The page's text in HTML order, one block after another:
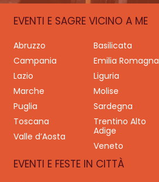
EVENTI E SAGRE VICINO A ME
Abruzzo Basilicata
Campania
Emilia Romagna
Lazio
Liguria
Marche
Molise
Puglia
Sardegna
Toscana
Trentino Alto
Adige
Valle d’Aosta
Veneto
EVENTI E FESTE IN CITTÀ